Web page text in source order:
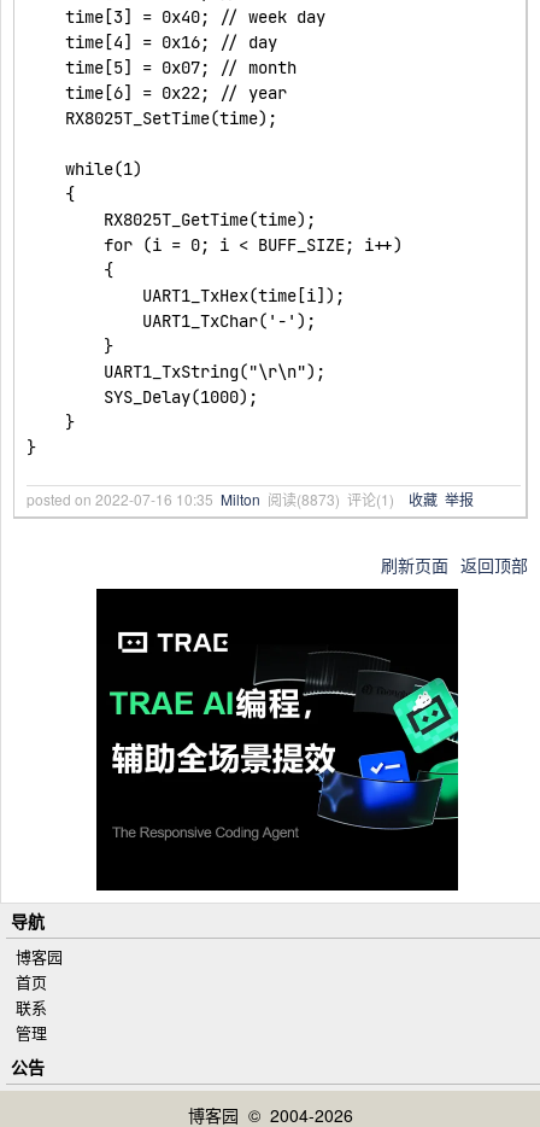
    time[3] = 0x40; // week day
    time[4] = 0x16; // day
    time[5] = 0x07; // month
    time[6] = 0x22; // year
    RX8025T_SetTime(time);
    while(1)
    {
        RX8025T_GetTime(time);
        for (i = 0; i < BUFF_SIZE; i++)
        {
            UART1_TxHex(time[i]);
            UART1_TxChar('-');
        }
        UART1_TxString("\r\n");
        SYS_Delay(1000);
    }
posted on 2022-07-16 10:35 Milton 阅读(8873) 评论(1) 收藏 举报
刷新页面 返回顶部
导航
博客园
首页
联系
管理
公告
博客园 © 2004-2026